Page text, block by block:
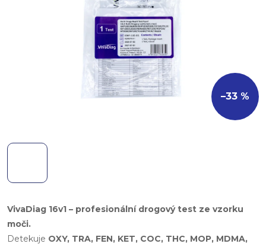
–33 %
VivaDiag 16v1 – profesionální drogový test ze vzorku
moči.
Detekuje OXY, TRA, FEN, KET, COC, THC, MOP, MDMA,